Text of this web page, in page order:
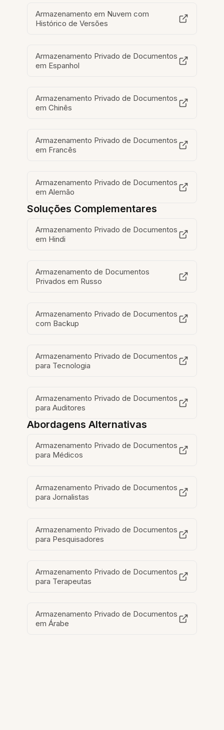
Armazenamento em Nuvem com
Histórico de Versões
Armazenamento Privado de Documentos
em Espanhol
Armazenamento Privado de Documentos
em Chinês
Armazenamento Privado de Documentos
em Francês
Armazenamento Privado de Documentos
em Alemão
Soluções Complementares
Armazenamento Privado de Documentos
em Hindi
Armazenamento de Documentos
Privados em Russo
Armazenamento Privado de Documentos
com Backup
Armazenamento Privado de Documentos
para Tecnologia
Armazenamento Privado de Documentos
para Auditores
Abordagens Alternativas
Armazenamento Privado de Documentos
para Médicos
Armazenamento Privado de Documentos
para Jornalistas
Armazenamento Privado de Documentos
para Pesquisadores
Armazenamento Privado de Documentos
para Terapeutas
Armazenamento Privado de Documentos
em Árabe